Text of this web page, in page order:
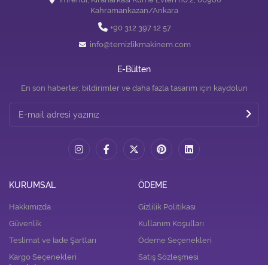
Kahramankazan/Ankara
+90 312 397 12 57
info@temizlikmakinem.com
E-Bülten
En son haberler, bildirimler ve daha fazla tasarım için kaydolun
KURUMSAL
Hakkımızda
Güvenlik
Teslimat ve İade Şartları
Kargo Seçenekleri
ÖDEME
Gizlilik Politikası
Kullanım Koşulları
Ödeme Seçenekleri
Satış Sözleşmesi